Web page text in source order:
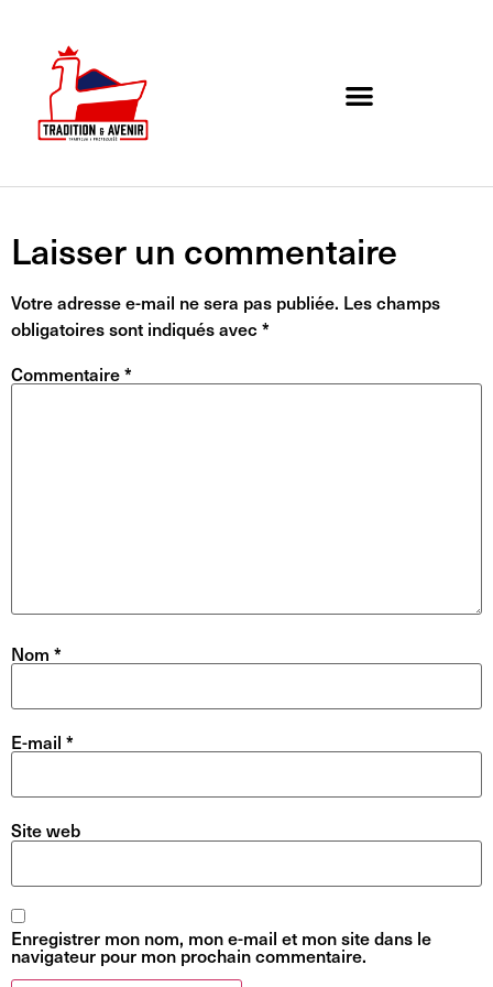
Laisser un commentaire
Votre adresse e-mail ne sera pas publiée. Les champs
obligatoires sont indiqués avec *
Commentaire*
Nom *
E-mail *
Site web
Enregistrer mon nom, mon e-mail et mon site dans le
navigateur pour mon prochain commentaire.